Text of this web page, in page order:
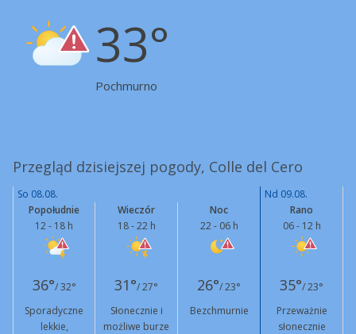
33°
Pochmurno
Przegląd dzisiejszej pogody, Colle del Cero
So 08.08.
Nd 09.08.
Popołudnie
12 - 18 h
Wieczór
18 - 22 h
Noc
22 - 06 h
Rano
06 - 12 h
36°/ 32° 31°/ 27° 26°/ 23° 35°/ 23°
Sporadyczne
lekkie,
Słonecznie i
możliwe burze
Bezchmurnie
Przeważnie
słonecznie